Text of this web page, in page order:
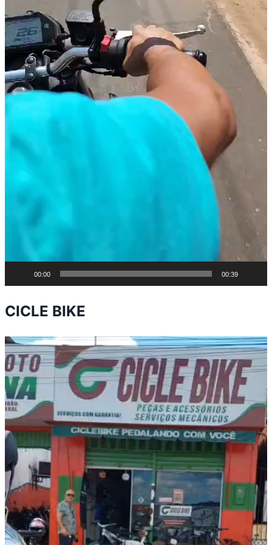
00:00 00:39
CICLE BIKE
Tocador
de
vídeo